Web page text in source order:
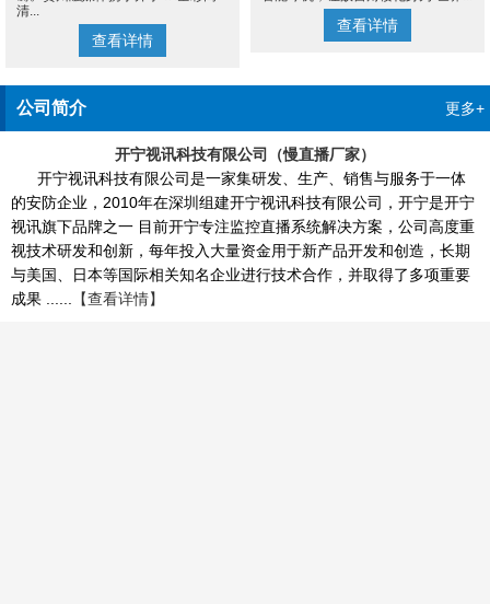
清...
查看详情
查看详情
公司简介 更多+
开宁视讯科技有限公司（慢直播厂家）
开宁视讯科技有限公司是一家集研发、生产、销售与服务于一体
的安防企业，2010年在深圳组建开宁视讯科技有限公司，开宁是开宁
视讯旗下品牌之一 目前开宁专注监控直播系统解决方案，公司高度重
视技术研发和创新，每年投入大量资金用于新产品开发和创造，长期
与美国、日本等国际相关知名企业进行技术合作，并取得了多项重要
成果 ......
【查看详情】